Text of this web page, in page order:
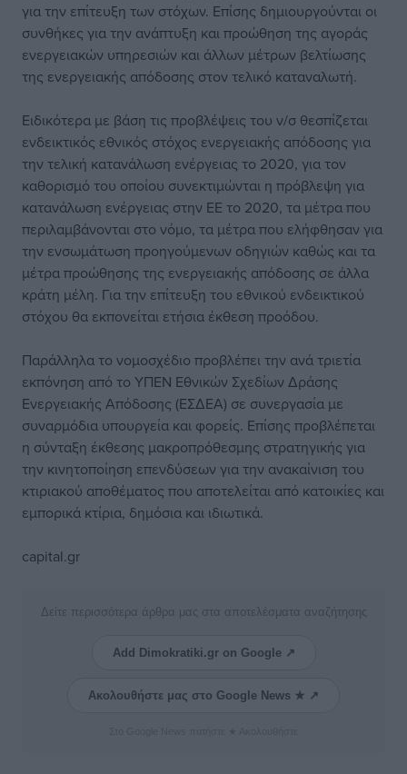
για την επίτευξη των στόχων. Επίσης δημιουργούνται οι
συνθήκες για την ανάπτυξη και προώθηση της αγοράς
ενεργειακών υπηρεσιών και άλλων μέτρων βελτίωσης
της ενεργειακής απόδοσης στον τελικό καταναλωτή.
Ειδικότερα με βάση τις προβλέψεις του ν/σ θεσπίζεται
ενδεικτικός εθνικός στόχος ενεργειακής απόδοσης για
την τελική κατανάλωση ενέργειας το 2020, για τον
καθορισμό του οποίου συνεκτιμώνται η πρόβλεψη για
κατανάλωση ενέργειας στην ΕΕ το 2020, τα μέτρα που
περιλαμβάνονται στο νόμο, τα μέτρα που ελήφθησαν για
την ενσωμάτωση προηγούμενων οδηγιών καθώς και τα
μέτρα προώθησης της ενεργειακής απόδοσης σε άλλα
κράτη μέλη. Για την επίτευξη του εθνικού ενδεικτικού
στόχου θα εκπονείται ετήσια έκθεση προόδου.
Παράλληλα το νομοσχέδιο προβλέπει την ανά τριετία
εκπόνηση από το ΥΠΕΝ Εθνικών Σχεδίων Δράσης
Ενεργειακής Απόδοσης (ΕΣΔΕΑ) σε συνεργασία με
συναρμόδια υπουργεία και φορείς. Επίσης προβλέπεται
η σύνταξη έκθεσης μακροπρόθεσμης στρατηγικής για
την κινητοποίηση επενδύσεων για την ανακαίνιση του
κτιριακού αποθέματος που αποτελείται από κατοικίες και
εμπορικά κτίρια, δημόσια και ιδιωτικά.
capital.gr
Δείτε περισσότερα άρθρα μας στα αποτελέσματα αναζήτησης
Add Dimokratiki.gr on Google ↗
Ακολουθήστε μας στο Google News ★ ↗